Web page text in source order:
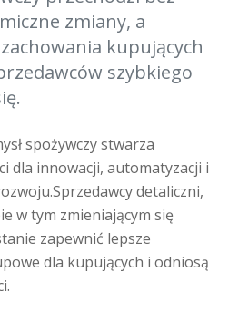
zmiany, a
kupujących
szybkiego
spożywczy stwarza
dla innowacji, automatyzacji i
detaliczni,
w tym zmieniającym się
zapewnić lepsze
dla kupujących i odniosą